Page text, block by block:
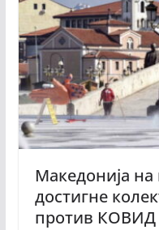
Македонија на
достигне
против КОВИД